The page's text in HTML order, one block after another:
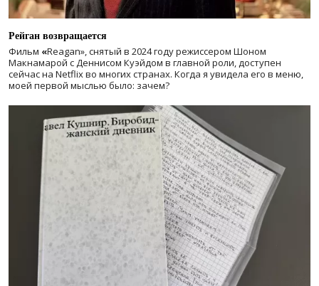
Рейган возвращается
Фильм «Reagan», снятый в 2024 годурежиссером Шоном
Макнамарой с Деннисом Куэйдом в главной роли, доступен
сейчас на Netflix во многих странах. Когда я увидела его в меню,
моей первой мыслью было: зачем?